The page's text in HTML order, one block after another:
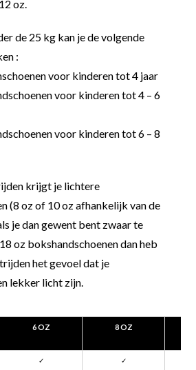
oz.
de 25 kg kan je de volgende
:
voor kinderen tot 4 jaar
voor kinderen tot 4 – 6
voor kinderen tot 6 – 8
krijgt je lichtere
(8 oz of 10 oz afhankelijk van de
je dan gewent bent zwaar te
oz bokshandschoenen dan heb
het gevoel dat je
lekker licht zijn.
6 OZ 8 OZ
✓ ✓